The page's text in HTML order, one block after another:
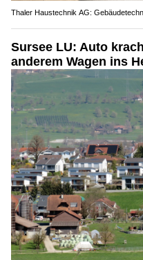
Thaler Haustechnik AG:
Sursee LU: Auto
anderem Wagen ins